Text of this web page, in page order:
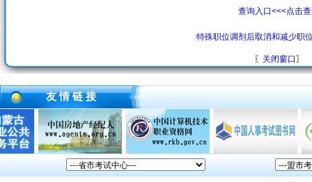
查询入口<<<点击
特殊职位调剂后取消和减少职
〖 关闭窗口 〗
友 情 链 接